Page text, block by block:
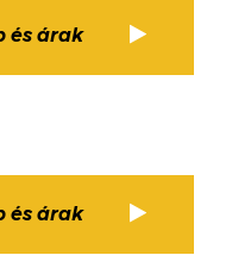
és árak
és árak